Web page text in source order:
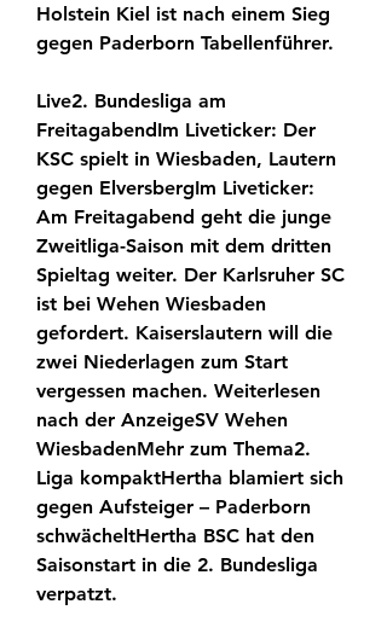
Holstein Kiel ist nach einem Sieg
gegen Paderborn Tabellenführer.
Live2. Bundesliga am
FreitagabendIm Liveticker: Der
KSC spielt in Wiesbaden, Lautern
gegen ElversbergIm Liveticker:
Am Freitagabend geht die junge
Zweitliga-Saison mit dem dritten
Spieltag weiter. Der Karlsruher SC
ist bei Wehen Wiesbaden
gefordert. Kaiserslautern will die
zwei Niederlagen zum Start
vergessen machen. Weiterlesen
nach der AnzeigeSV Wehen
WiesbadenMehr zum Thema2.
Liga kompaktHertha blamiert sich
gegen Aufsteiger – Paderborn
schwächeltHertha BSC hat den
Saisonstart in die 2. Bundesliga
verpatzt.